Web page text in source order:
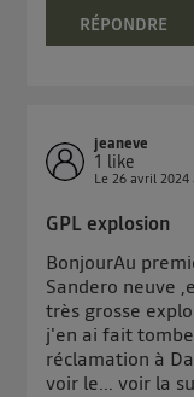
RÉPONDRE
jeaneve
1 like
Le26 avril 2024
GPL explosion
BonjourAu
Sandero neuve
très grosse
j'en ai fait
réclamation à
voir le...voir la